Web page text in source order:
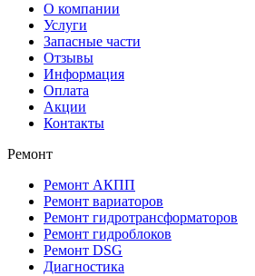
О компании
Услуги
Запасные части
Отзывы
Информация
Оплата
Акции
Контакты
Ремонт
Ремонт АКПП
Ремонт вариаторов
Ремонт гидротрансформаторов
Ремонт гидроблоков
Ремонт DSG
Диагностика